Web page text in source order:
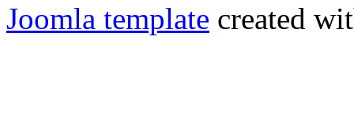
Joomla template created